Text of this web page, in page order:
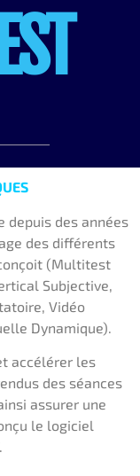
depuis des années
des différents
(Multitest
Subjective,
Vidéo
Dynamique).
accélérer les
des séances
assurer une
le logiciel